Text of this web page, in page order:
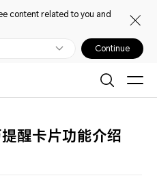
content related to you and
Continue
醒卡片功能介绍